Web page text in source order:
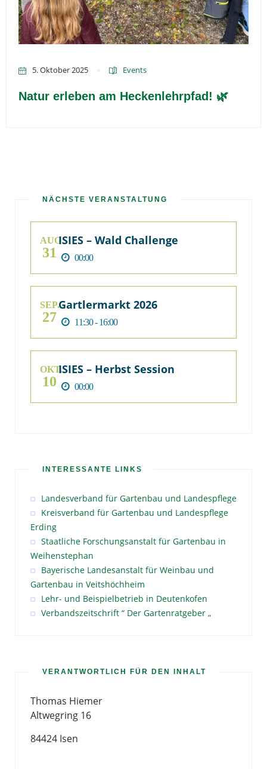
5. Oktober 2025 Events
Natur erleben am Heckenlehrpfad! 🌿
NÄCHSTE VERANSTALTUNG
AUG.
31
ISIES – Wald Challenge
00:00
SEP.
27
Gartlermarkt 2026
11:30 - 16:00
OKT.
10
ISIES – Herbst Session
00:00
INTERESSANTE LINKS
Landesverband für Gartenbau und Landespflege
Kreisverband für Gartenbau und Landespflege
Erding
Staatliche Forschungsanstalt für Gartenbau in
Weihenstephan
Bayerische Landesanstalt für Weinbau und
Gartenbau in Veitshöchheim
Lehr- und Beispielbetrieb in Deutenkofen
Verbandszeitschrift “ Der Gartenratgeber „
VERANTWORTLICH FÜR DEN INHALT
Thomas Hiemer
Altwegring 16
84424 Isen